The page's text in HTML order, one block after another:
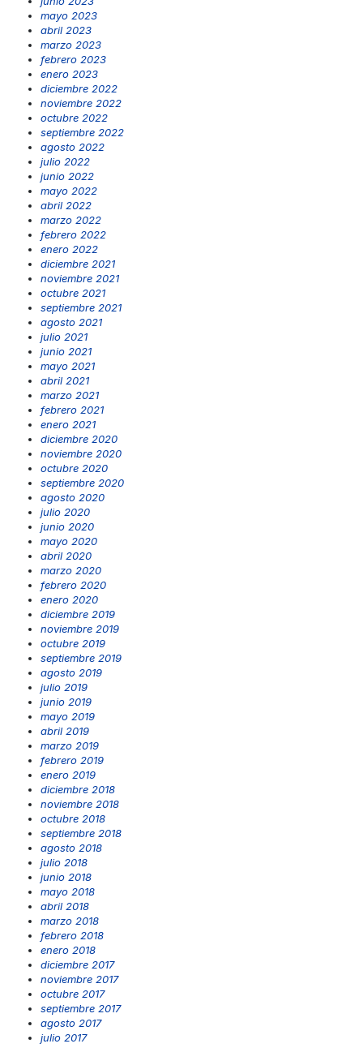
mayo 2023
abril 2023
marzo 2023
febrero 2023
enero 2023
diciembre 2022
noviembre 2022
octubre 2022
septiembre 2022
agosto 2022
julio 2022
junio 2022
mayo 2022
abril 2022
marzo 2022
febrero 2022
enero 2022
diciembre 2021
noviembre 2021
octubre 2021
septiembre 2021
agosto 2021
julio 2021
junio 2021
mayo 2021
abril 2021
marzo 2021
febrero 2021
enero 2021
diciembre 2020
noviembre 2020
octubre 2020
septiembre 2020
agosto 2020
julio 2020
junio 2020
mayo 2020
abril 2020
marzo 2020
febrero 2020
enero 2020
diciembre 2019
noviembre 2019
octubre 2019
septiembre 2019
agosto 2019
julio 2019
junio 2019
mayo 2019
abril 2019
marzo 2019
febrero 2019
enero 2019
diciembre 2018
noviembre 2018
octubre 2018
septiembre 2018
agosto 2018
julio 2018
junio 2018
mayo 2018
abril 2018
marzo 2018
febrero 2018
enero 2018
diciembre 2017
noviembre 2017
octubre 2017
septiembre 2017
agosto 2017
julio 2017